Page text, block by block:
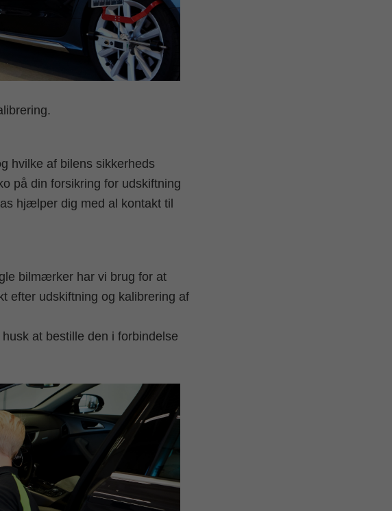
hvilke af bilens sikkerheds
på din forsikring for udskiftning
hjælper dig med al kontakt til
bilmærker har vi brug for at
efter udskiftning og kalibrering af
at bestille den i forbindelse